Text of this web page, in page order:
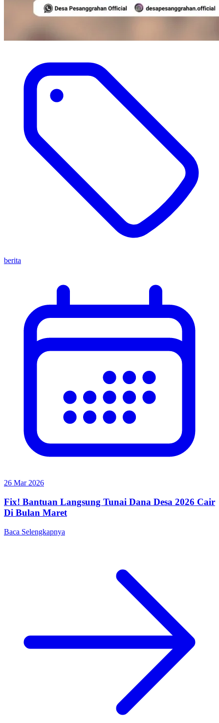
berita
26 Mar 2026
Fix! Bantuan Langsung Tunai Dana Desa 2026 Cair
Di Bulan Maret
Baca Selengkapnya